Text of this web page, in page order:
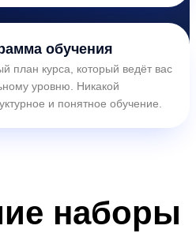
обучения
план курса, который ведёт вас
уровню. Никакой
и понятное обучение.
наборы